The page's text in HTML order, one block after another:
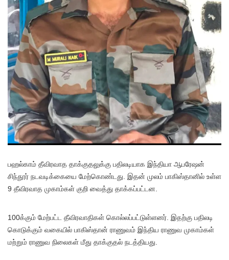
பஹல்காம் தீவிரவாத தாக்குதலுக்கு பதிலடியாக இந்தியா ஆபரேஷன்
சிந்தூர் நடவடிக்கையை மேற்கொண்டது. இதன் முலம் பாகிஸ்தானில் உள்ள
9 தீவிரவாத முகாம்கள் குறி வைத்து தாக்கப்பட்டன.
100க்கும் மேற்பட்ட தீவிரவாதிகள் கொல்லப்பட்டுள்ளனர். இதற்கு பதிலடி
கொடுக்கும் வகையில் பாகிஸ்தான் ராணுவம் இந்திய ராணுவ முகாம்கள்
மற்றும் ராணுவ நிலைகள் மீது தாக்குதல் நடத்தியது.